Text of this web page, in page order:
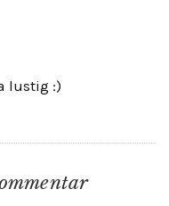
lustig :)